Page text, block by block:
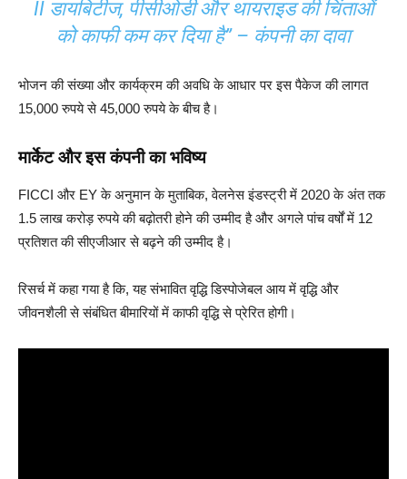
II डायबिटीज, पीसीओडी और थायराइड की चिंताओं
को काफी कम कर दिया है” – कंपनी का दावा
भोजन की संख्या और कार्यक्रम की अवधि के आधार पर इस पैकेज की लागत
15,000 रुपये से 45,000 रुपये के बीच है।
मार्केट और इस कंपनी का भविष्य
FICCI और EY के अनुमान के मुताबिक, वेलनेस इंडस्ट्री में 2020 के अंत तक
1.5 लाख करोड़ रुपये की बढ़ोतरी होने की उम्मीद है और अगले पांच वर्षों में 12
प्रतिशत की सीएजीआर से बढ़ने की उम्मीद है।
रिसर्च में कहा गया है कि, यह संभावित वृद्धि डिस्पोजेबल आय में वृद्धि और
जीवनशैली से संबंधित बीमारियों में काफी वृद्धि से प्रेरित होगी।